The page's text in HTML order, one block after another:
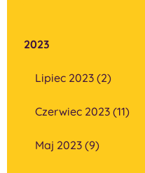
2023
Lipiec 2023 (2)
Czerwiec 2023 (11)
Maj 2023 (9)